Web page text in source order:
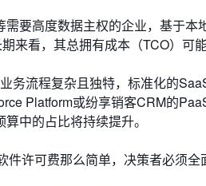
需要高度数据主权的企业，基于
来看，其总拥有成本（TCO）可
务流程复杂且独特，标准化的
Platform或纷享销客CRM的
中的占比将持续提升。
件许可费那么简单，决策者必须全